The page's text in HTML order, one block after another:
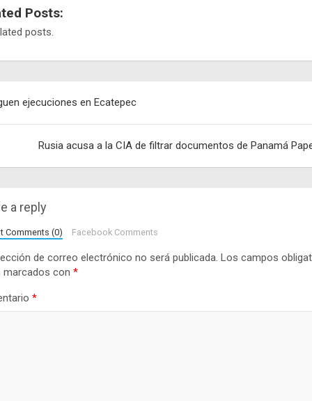
Posts:
posts.
ejecuciones en Ecatepec
Rusia acusa a la CIA de filtrar documentos de Panamá
a reply
Comments (0) Facebook Comments
de correo electrónico no será publicada. Los campos
marcados con *
*